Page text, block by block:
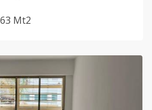
63 Mt2